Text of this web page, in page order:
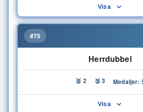
Visa
#75
Herrdubbel
🥈 2 🥉 3 Medaljer:
Visa